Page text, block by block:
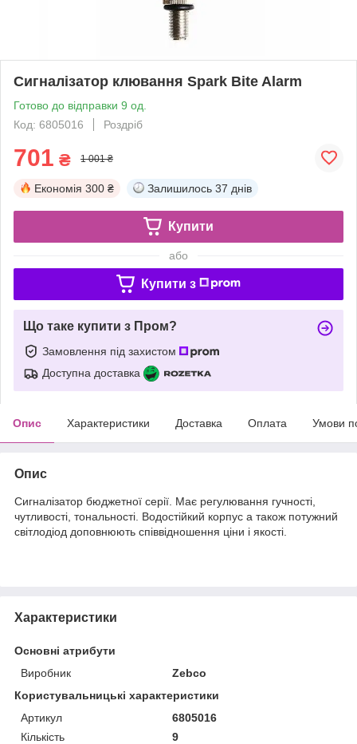
Сигналізатор клювання Spark Bite Alarm
Готово до відправки 9 од.
Код: 6805016
Роздріб
701 ₴ 1 001 ₴
Економія 300 ₴ Залишилось 37 днів
Купити
або
Купити з
Що таке купити з Пром?
Замовлення під захистом
Доступна доставка
Опис Характеристики Доставка Оплата Умови
Опис
Сигналізатор бюджетної серії. Має регулювання гучності,
чутливості, тональності. Водостійкий корпус а також потужний
світлодіод доповнюють співвідношення ціни і якості.
Характеристики
Основні атрибути
Виробник
Zebco
Користувальницькі характеристики
Артикул
6805016
Кількість
9